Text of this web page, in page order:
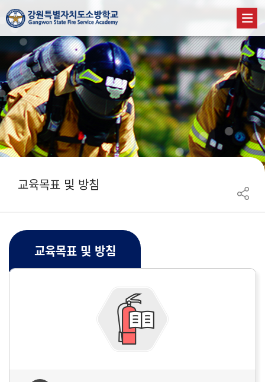
교육목표 및 방침
교육목표 및 방침